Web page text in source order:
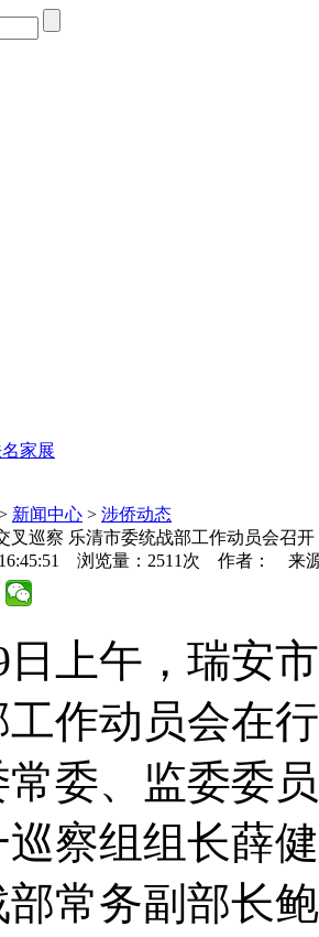
家展
新闻中心 > 涉侨动态
叉巡察 乐清市委统战部工作动员会召开
16:45:51 浏览量：2511次 作者： 来
午，瑞安市
作动员会在
委、监委委
察组组长薛
常务副部长